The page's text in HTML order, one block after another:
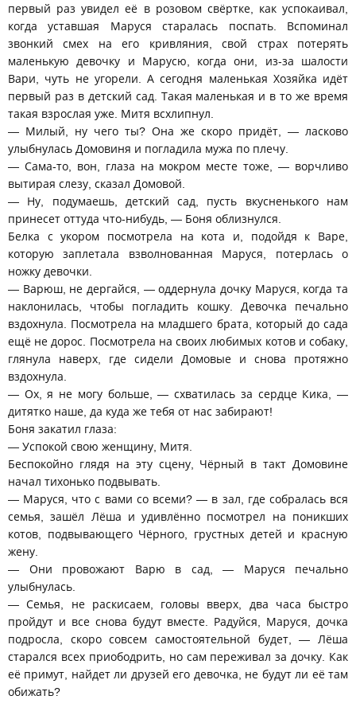
первый раз увидел её в розовом свёртке, как успокаивал,
когда уставшая Маруся старалась поспать. Вспоминал
звонкий смех на его кривляния, свой страх потерять
маленькую девочку и Марусю, когда они, из-за шалости
Вари, чуть не угорели. А сегодня маленькая Хозяйка идёт
первый раз в детский сад. Такая маленькая и в то же время
такая взрослая уже. Митя всхлипнул.
— Милый, ну чего ты? Она же скоро придёт, — ласково
улыбнулась Домовиня и погладила мужа по плечу.
— Сама-то, вон, глаза на мокром месте тоже, — ворчливо
вытирая слезу, сказал Домовой.
— Ну, подумаешь, детский сад, пусть вкусненького нам
принесет оттуда что-нибудь, — Боня облизнулся.
Белка с укором посмотрела на кота и, подойдя к Варе,
которую заплетала взволнованная Маруся, потерлась о
ножку девочки.
— Варюш, не дергайся, — оддернула дочку Маруся, когда та
наклонилась, чтобы погладить кошку. Девочка печально
вздохнула. Посмотрела на младшего брата, который до сада
ещё не дорос. Посмотрела на своих любимых котов и собаку,
глянула наверх, где сидели Домовые и снова протяжно
вздохнула.
— Ох, я не могу больше, — схватилась за сердце Кика, —
дитятко наше, да куда же тебя от нас забирают!
Боня закатил глаза:
— Успокой свою женщину, Митя.
Беспокойно глядя на эту сцену, Чёрный в такт Домовине
начал тихонько подвывать.
— Маруся, что с вами со всеми? — в зал, где собралась вся
семья, зашёл Лёша и удивлённо посмотрел на поникших
котов, подвывающего Чёрного, грустных детей и красную
жену.
— Они провожают Варю в сад, — Маруся печально
улыбнулась.
— Семья, не раскисаем, головы вверх, два часа быстро
пройдут и все снова будут вместе. Радуйся, Маруся, дочка
подросла, скоро совсем самостоятельной будет, — Лёша
старался всех приободрить, но сам переживал за дочку. Как
её примут, найдет ли друзей его девочка, не будут ли её там
обижать?